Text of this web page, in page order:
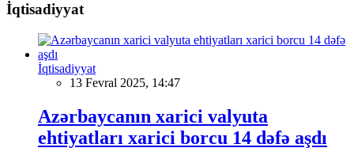
İqtisadiyyat
İqtisadiyyat
13 Fevral 2025, 14:47
Azərbaycanın xarici valyuta
ehtiyatları xarici borcu 14 dəfə aşdı